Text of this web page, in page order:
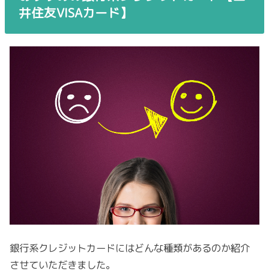
井住友VISAカード】
銀行系クレジットカードにはどんな種類があるのか紹介
させていただきました。